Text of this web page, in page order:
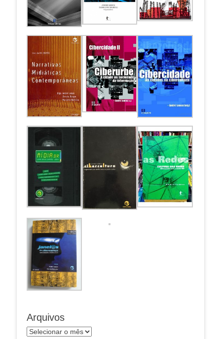
Arquivos
Arquivos